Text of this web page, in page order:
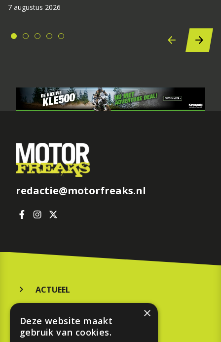
7 augustus 2026
redactie@motorfreaks.nl
ACTUEEL
KOOPGIDS
×
Deze website maakt
gebruik van cookies.